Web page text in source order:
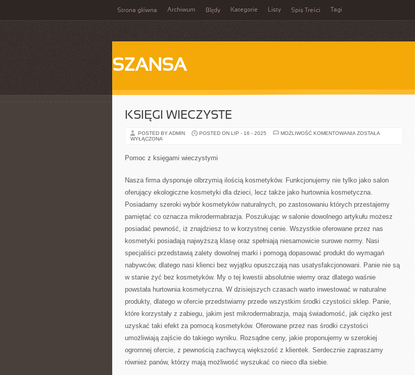
Strona główna Archiwum Błędy Kategorie Listy Spis Treści Tagi
SZANSA
KSIĘGI WIECZYSTE
POSTED BY ADMIN POSTED ON LIP - 16 - 2025 MOŻLIWOŚĆ KOMENTOWANIA KSIĘGI
ZOSTAŁA
WYŁĄCZONA
Pomoc z księgami wieczystymi
Nasza firma dysponuje olbrzymią ilością kosmetyków. Funkcjonujemy nie tylko jako salon
oferujący ekologiczne kosmetyki dla dzieci, lecz także jako hurtownia kosmetyczna.
Posiadamy szeroki wybór kosmetyków naturalnych, po zastosowaniu których przestajemy
pamiętać co oznacza mikrodermabrazja. Poszukując w salonie dowolnego artykułu możesz
posiadać pewność, iż znajdziesz to w korzystnej cenie. Wszystkie oferowane przez nas
kosmetyki posiadają najwyższą klasę oraz spełniają niesamowicie surowe normy. Nasi
specjaliści przedstawią zalety dowolnej marki i pomogą dopasować produkt do wymagań
nabywców, dlatego nasi klienci bez wyjątku opuszczają nas usatysfakcjonowani. Panie nie są
w stanie żyć bez kosmetyków. My o tej kwestii absolutnie wiemy oraz dlatego waśnie
powstała hurtownia kosmetyczna. W dzisiejszych czasach warto inwestować w naturalne
produkty, dlatego w ofercie przedstwiamy przede wszystkim środki czystości sklep. Panie,
które korzystały z zabiegu, jakim jest mikrodermabrazja, mają świadomość, jak ciężko jest
uzyskać taki efekt za pomocą kosmetyków. Oferowane przez nas środki czystości
umożliwiają zajście do takiego wyniku. Rozsądne ceny, jakie proponujemy w szerokiej
ogromnej ofercie, z pewnością zachwycą większość z klientek. Serdecznie zapraszamy
również panów, którzy mają możliwość wyszukać co nieco dla siebie.